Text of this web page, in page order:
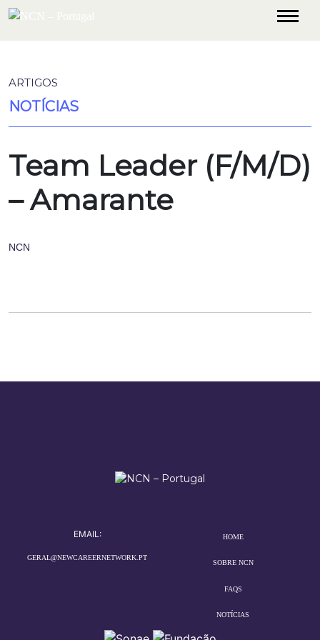
ARTIGOS
NOTÍCIAS
Team Leader (F/M/D)
– Amarante
NCN
EMAIL:
GERAL@NEWCAREERNETWORK.PT
HOME
SOBRE NCN
FAQS
NOTÍCIAS